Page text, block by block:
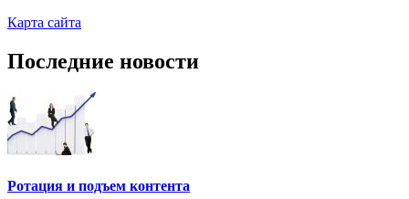
Карта сайта
Последние новости
Ротация и подъем контента